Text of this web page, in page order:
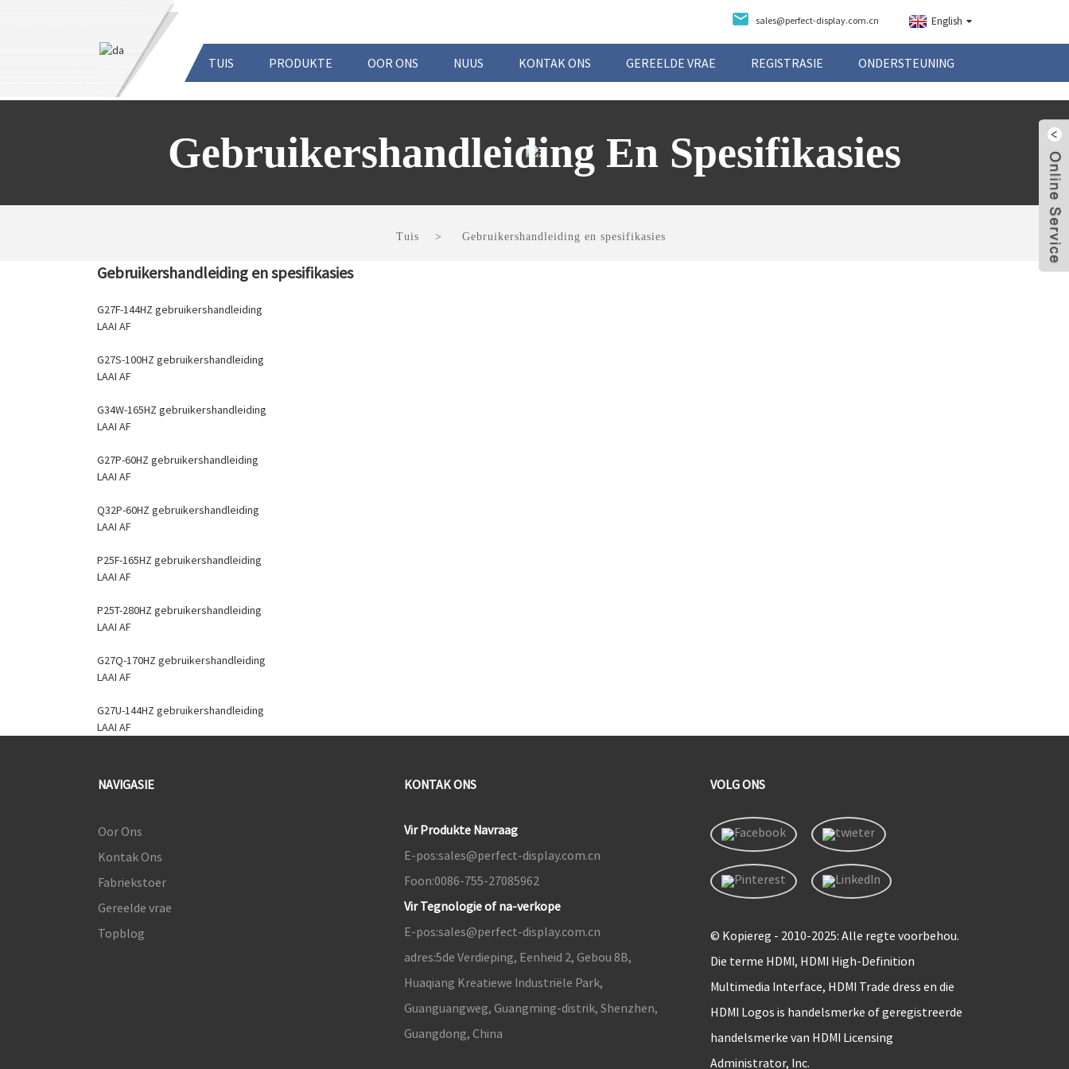
sales@perfect-display.com.cn English
TUIS PRODUKTE OOR ONS NUUS KONTAK ONS GEREELDE VRAE REGISTRASIE ONDERSTEUNING
Gebruikershandleiding En Spesifikasies
Tuis Gebruikershandleiding en spesifikasies
Gebruikershandleiding en spesifikasies
G27F-144HZ gebruikershandleiding
LAAI AF
G27S-100HZ gebruikershandleiding
LAAI AF
G34W-165HZ gebruikershandleiding
LAAI AF
G27P-60HZ gebruikershandleiding
LAAI AF
Q32P-60HZ gebruikershandleiding
LAAI AF
P25F-165HZ gebruikershandleiding
LAAI AF
P25T-280HZ gebruikershandleiding
LAAI AF
G27Q-170HZ gebruikershandleiding
LAAI AF
G27U-144HZ gebruikershandleiding
LAAI AF
NAVIGASIE
Oor Ons
Kontak Ons
Fabriekstoer
Gereelde vrae
Topblog
KONTAK ONS
Vir Produkte Navraag
E-pos:sales@perfect-display.com.cn
Foon:0086-755-27085962
Vir Tegnologie of na-verkope
E-pos:sales@perfect-display.com.cn
adres:5de Verdieping, Eenheid 2, Gebou 8B,
Huaqiang Kreatiewe Industriële Park,
Guanguangweg, Guangming-distrik, Shenzhen,
Guangdong, China
VOLG ONS
© Kopiereg - 2010-2025: Alle regte voorbehou.
Die terme HDMI, HDMI High-Definition
Multimedia Interface, HDMI Trade dress en die
HDMI Logos is handelsmerke of geregistreerde
handelsmerke van HDMI Licensing
Administrator, Inc.